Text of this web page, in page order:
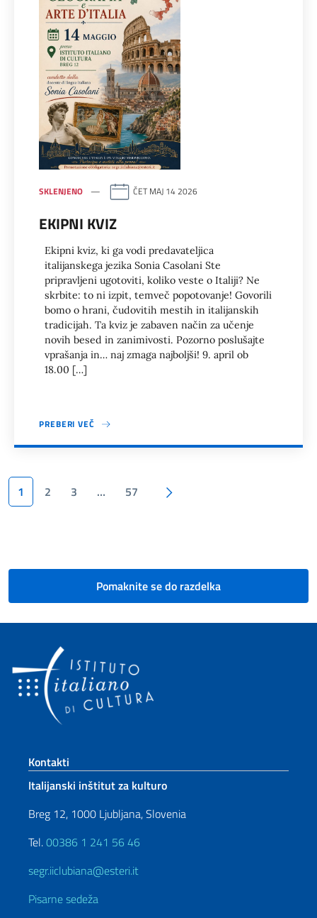
SKLENJENO ČET MAJ 14 2026
EKIPNI KVIZ
Ekipni kviz, ki ga vodi predavateljica
italijanskega jezika Sonia Casolani Ste
pripravljeni ugotoviti, koliko veste o Italiji? Ne
skrbite: to ni izpit, temveč popotovanje! Govorili
bomo o hrani, čudovitih mestih in italijanskih
tradicijah. Ta kviz je zabaven način za učenje
novih besed in zanimivosti. Pozorno poslušajte
vprašanja in… naj zmaga najboljši! 9. april ob
18.00 […]
PREBERI VEČ
Paginacija
1 2 3 … 57
Pomaknite se do razdelka
Footer section
Kontakti
Italijanski inštitut za kulturo
Breg 12, 1000 Ljubljana, Slovenia
Tel.00386 1 241 56 46
segr.iiclubiana@esteri.it
Pisarne sedeža